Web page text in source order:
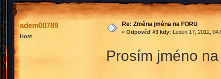
adem00789
Host
Re: Změna jména na FORU
« Odpověď #3 kdy: Leden 17, 2012,
Prosím jméno